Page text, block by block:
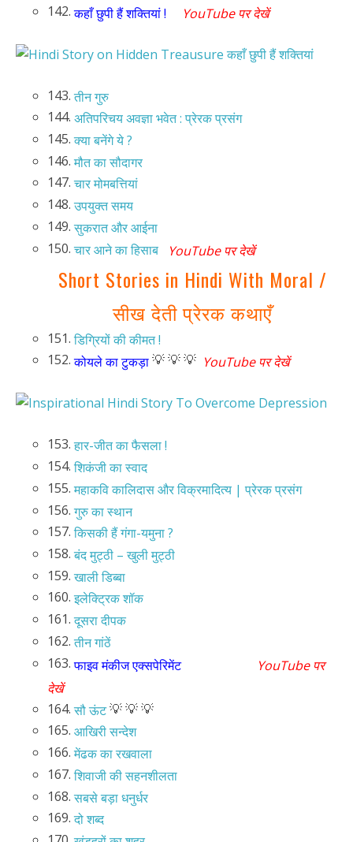
142.कहाँ छुपी हैं शक्तियां ! YouTube पर देखें
143.तीन गुरु
144. अतिपरिचय अवज्ञा भवेत : प्रेरक प्रसंग
145.क्या बनेंगे ये ?
146.मौत का सौदागर
147.चार मोमबत्तियां
148.उपयुक्त समय
149.सुकरात और आईना
150.चार आने का हिसाब YouTube पर देखें
Short Stories in Hindi With Moral /
सीख देती प्रेरक कथाएँ
151.डिग्रियों की कीमत !
152.कोयले का टुकड़ा💡 💡 💡 YouTube पर देखें
153.हार-जीत का फैसला !
154.शिकंजी का स्वाद
155.महाकवि कालिदास और विक्रमादित्य | प्रेरक प्रसंग
156.गुरु का स्थान
157.किसकी हैं गंगा-यमुना ?
158.बंद मुट्ठी – खुली मुट्ठी
159.खाली डिब्बा
160.इलेक्ट्रिक शॉक
161.दूसरा दीपक
162.तीन गांठें
163. फाइव मंकीज एक्सपेरिमेंट
YouTube पर
देखें
164.सौ ऊंट💡 💡 💡
165. आखिरी सन्देश
166.मेंढक का रखवाला
167.शिवाजी की सहनशीलता
168.सबसे बड़ा धनुर्धर
169.दो शब्द